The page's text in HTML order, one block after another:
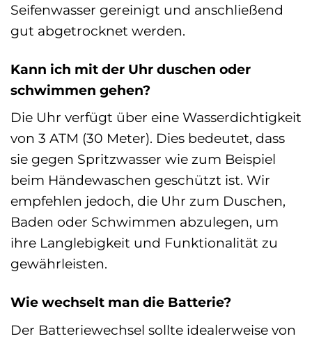
Seifenwasser gereinigt und anschließend
gut abgetrocknet werden.
Kann ich mit der Uhr duschen oder
schwimmen gehen?
Die Uhr verfügt über eine Wasserdichtigkeit
von 3 ATM (30 Meter). Dies bedeutet, dass
sie gegen Spritzwasser wie zum Beispiel
beim Händewaschen geschützt ist. Wir
empfehlen jedoch, die Uhr zum Duschen,
Baden oder Schwimmen abzulegen, um
ihre Langlebigkeit und Funktionalität zu
gewährleisten.
Wie wechselt man die Batterie?
Der Batteriewechsel sollte idealerweise von